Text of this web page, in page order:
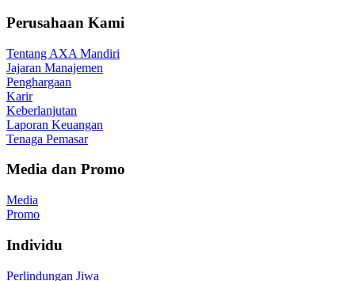
Perusahaan Kami
Tentang AXA Mandiri
Jajaran Manajemen
Penghargaan
Karir
Keberlanjutan
Laporan Keuangan
Tenaga Pemasar
Media dan Promo
Media
Promo
Individu
Perlindungan Jiwa